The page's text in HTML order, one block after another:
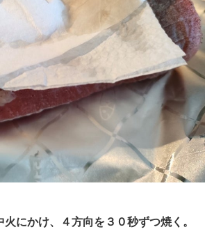
火にかけ、４方向を３０秒ずつ焼く。